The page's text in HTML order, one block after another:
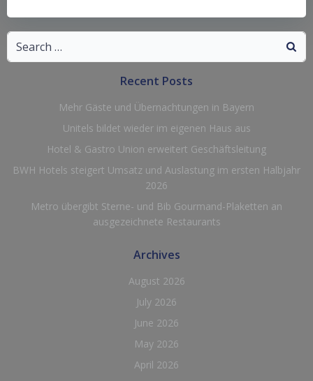
Search
for:
Recent Posts
Mehr Gäste und Übernachtungen in Bayern
Unitels bildet wieder im eigenen Haus aus
Hotel & Gastro Union erweitert Geschäftsleitung
BWH Hotels steigert Umsatz und Auslastung im ersten Halbjahr
2026
Metro übergibt Sterne- und Bib Gourmand-Plaketten an
ausgezeichnete Restaurants
Archives
August 2026
July 2026
June 2026
May 2026
April 2026